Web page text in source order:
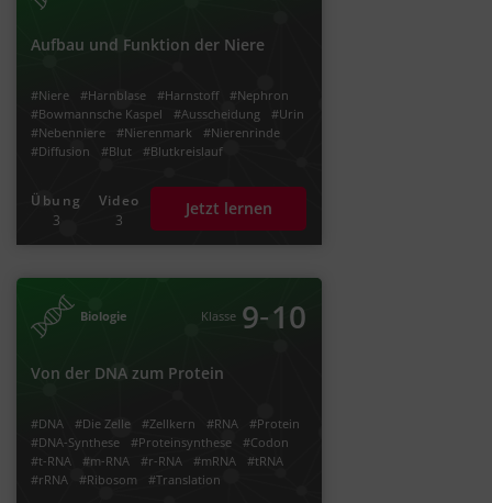
Aufbau und Funktion der Niere
#Niere #Harnblase #Harnstoff
#Nephron
#Bowmannsche Kaspel
#Ausscheidung
#Urin
#Nebenniere
#Nierenmark
#Nierenrinde
#Diffusion
#Blut
#Blutkreislauf
Übung
3
Video
3
Jetzt lernen
Biologie Klasse 9‐10
Von der DNA zum Protein
#DNA #Die Zelle #Zellkern #RNA
#Protein
#DNA-Synthese
#Proteinsynthese
#Codon
#t-RNA
#m-RNA #r-RNA #mRNA
#tRNA
#rRNA
#Ribosom
#Translation